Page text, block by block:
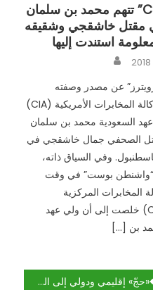
رويترز: “CIA” تتهم محمد بن سلمان
مقتل خاشقجي وشقيقه
استندت إليها
عن مصدر وصفته
بالمطلع، أن وكالة المخابرات الأمريكية (CIA)
السعودية محمد بن سلمان
الصحفي جمال خاشقجي في
وفي السياق ذاته،
بوست” في وقت
المخابرات المركزية
الأمريكية (CIA) خلصت إلى أن ولي عهد
بن […]
«حجّ» إقليمي ودولي إلى العراق: الاقتصاد يتصدّر أجندة الزوّار